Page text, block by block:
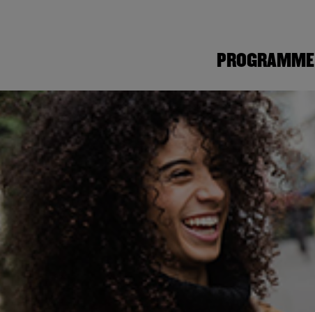
PROGRAMME